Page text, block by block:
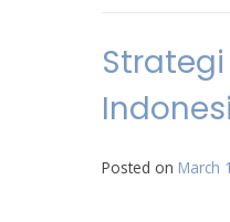
Posted on March